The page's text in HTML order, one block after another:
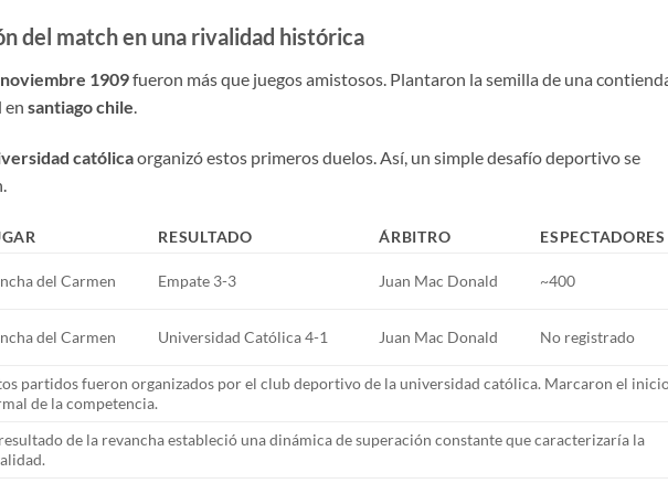
del match en una rivalidad histórica
noviembre 1909fueron más que juegos amistosos. Plantaron la semilla de una
en santiago chile
católicaorganizó estos primeros duelos. Así, un simple desafío deportivo se
RESULTADO ÁRBITRO
ESPECTADORES
del Carmen Empate 3-3 Juan Mac Donald ~400
del Carmen Universidad Católica 4-1 Juan Mac Donald No registrado
partidos fueron organizados por el club deportivo de la universidad católica. Marcaron el
de la competencia.
de la revancha estableció una dinámica de superación constante que caracterizaría la